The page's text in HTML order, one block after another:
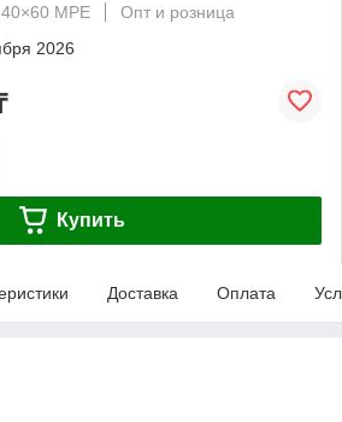
MPE
Опт и розница
2026
Купить
Доставка Оплата